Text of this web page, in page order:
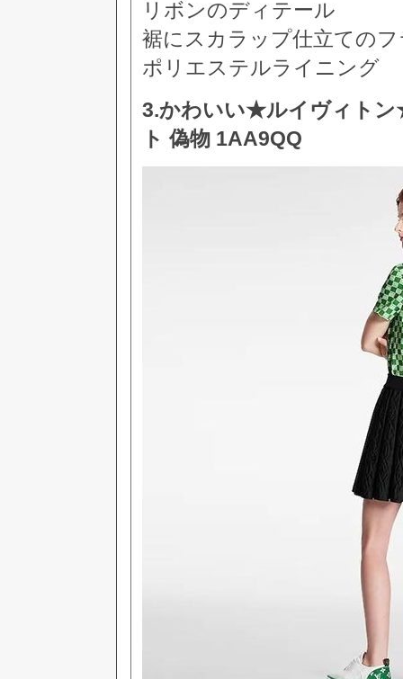
リボンのディテール
裾にスカラップ仕立ての
ポリエステルライニング
3.かわいい★​ルイヴィト
ト 偽物 1AA9QQ